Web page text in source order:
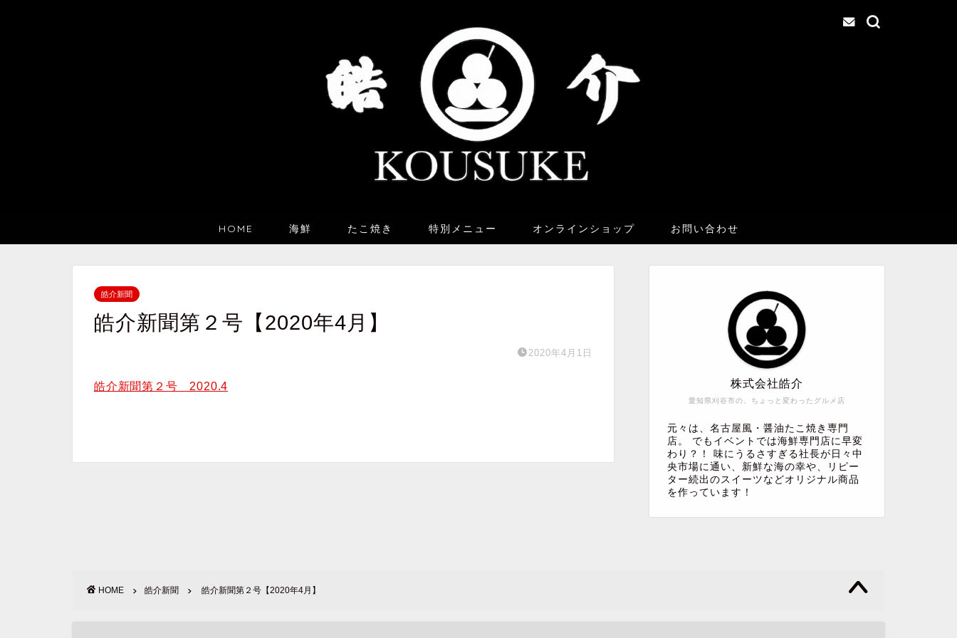
HOME 海鮮 たこ焼き 特別メニュー オンラインショップ お問い合わせ
皓介新聞
皓介新聞第２号【2020年4月】
2020年4月1日
皓介新聞第２号 2020.4
愛知県刈谷市の、ちょっと変わったグルメ店
株式会社皓介
元々は、名古屋風・醤油たこ焼き専門
店。 でもイベントでは海鮮専門店に早変
わり？！ 味にうるさすぎる社長が日々中
央市場に通い、新鮮な海の幸や、リピー
ター続出のスイーツなどオリジナル商品
を作っています！
HOME 皓介新聞 皓介新聞第２号【2020年4月】